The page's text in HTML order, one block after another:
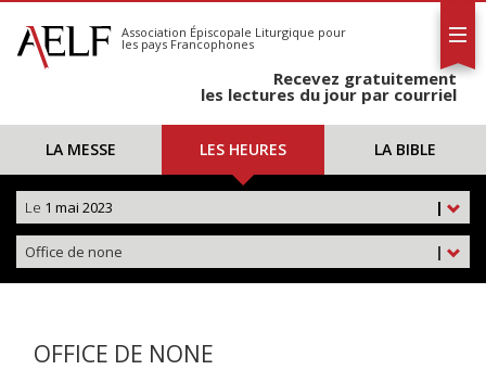
S'abonner
Calendrier
Association Épiscopale Liturgique pour
les pays Francophones
Recevez gratuitement
les lectures du jour par courriel
LA MESSE LES HEURES LA BIBLE
|
Le 1 mai 2023
|
Office de none
OFFICE DE NONE